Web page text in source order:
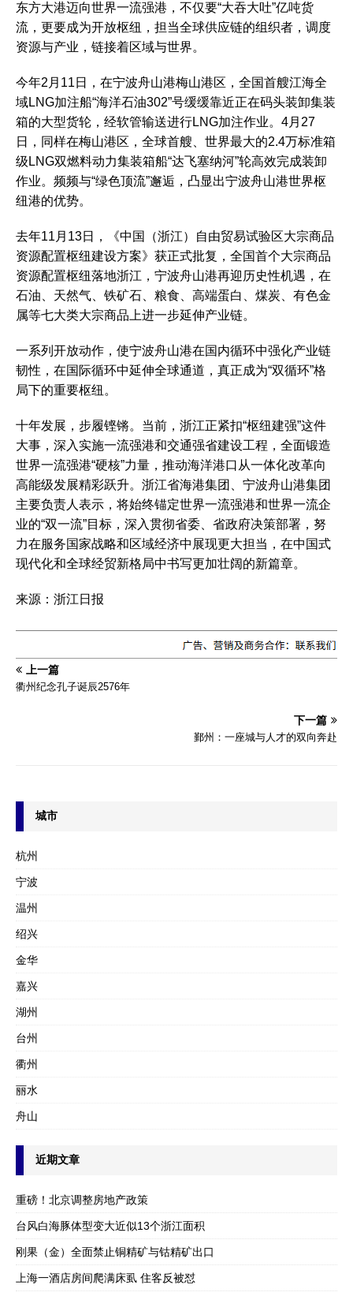
东方大港迈向世界一流强港，不仅要“大吞大吐”亿吨货
流，更要成为开放枢纽，担当全球供应链的组织者，调度
资源与产业，链接着区域与世界。
今年2月11日，在宁波舟山港梅山港区，全国首艘江海全
域LNG加注船“海洋石油302”号缓缓靠近正在码头装卸集装
箱的大型货轮，经软管输送进行LNG加注作业。4月27
日，同样在梅山港区，全球首艘、世界最大的2.4万标准箱
级LNG双燃料动力集装箱船“达飞塞纳河”轮高效完成装卸
作业。频频与“绿色顶流”邂逅，凸显出宁波舟山港世界枢
纽港的优势。
去年11月13日，《中国（浙江）自由贸易试验区大宗商品
资源配置枢纽建设方案》获正式批复，全国首个大宗商品
资源配置枢纽落地浙江，宁波舟山港再迎历史性机遇，在
石油、天然气、铁矿石、粮食、高端蛋白、煤炭、有色金
属等七大类大宗商品上进一步延伸产业链。
一系列开放动作，使宁波舟山港在国内循环中强化产业链
韧性，在国际循环中延伸全球通道，真正成为“双循环”格
局下的重要枢纽。
十年发展，步履铿锵。当前，浙江正紧扣“枢纽建强”这件
大事，深入实施一流强港和交通强省建设工程，全面锻造
世界一流强港“硬核”力量，推动海洋港口从一体化改革向
高能级发展精彩跃升。浙江省海港集团、宁波舟山港集团
主要负责人表示，将始终锚定世界一流强港和世界一流企
业的“双一流”目标，深入贯彻省委、省政府决策部署，努
力在服务国家战略和区域经济中展现更大担当，在中国式
现代化和全球经贸新格局中书写更加壮阔的新篇章。
来源：浙江日报
上一篇
衢州纪念孔子诞辰2576年
下一篇
鄞州：一座城与人才的双向奔赴
城市
杭州
宁波
温州
绍兴
金华
嘉兴
湖州
台州
衢州
丽水
舟山
近期文章
重磅！北京调整房地产政策
台风白海豚体型变大近似13个浙江面积
刚果（金）全面禁止铜精矿与钴精矿出口
上海一酒店房间爬满床虱 住客反被怼